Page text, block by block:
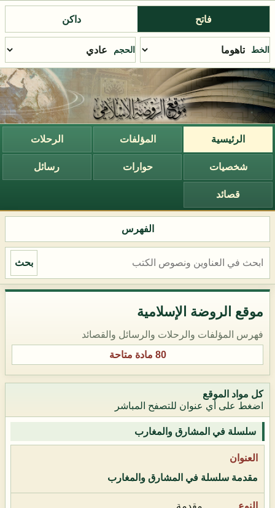
فاتح داكن
الخط الحجم
الرئيسية المؤلفات الرحلات
شخصيات حوارات رسائل
قصائد
الفهرس
بحث
موقع الروضة الإسلامية
فهرس المؤلفات والرحلات والرسائل والقصائد
80 مادة متاحة
كل مواد الموقع
اضغط على أي عنوان للتصفح المباشر
سلسلة في المشارق والمغارب
مقدمة سلسلة في المشارق والمغارب
مقدمة